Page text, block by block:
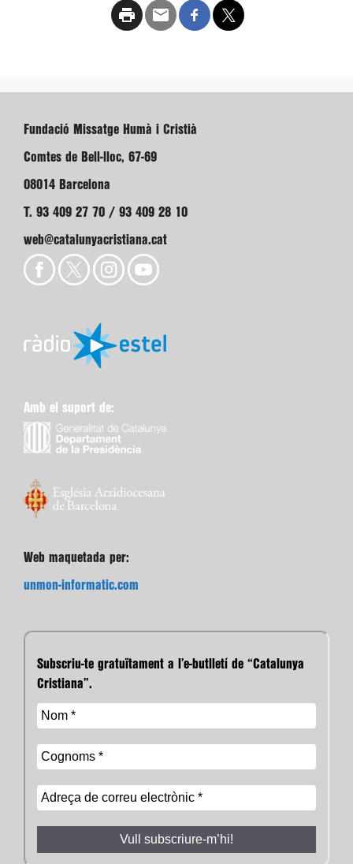
Fundació Missatge Humà i Cristià
Comtes de Bell-lloc, 67-69
08014 Barcelona
T. 93 409 27 70 / 93 409 28 10
web@catalunyacristiana.cat
Amb el suport de:
Web maquetada per:
unmon-informatic.com
Subscriu-te gratuïtament a l’e-butlletí de “Catalunya
Cristiana”.